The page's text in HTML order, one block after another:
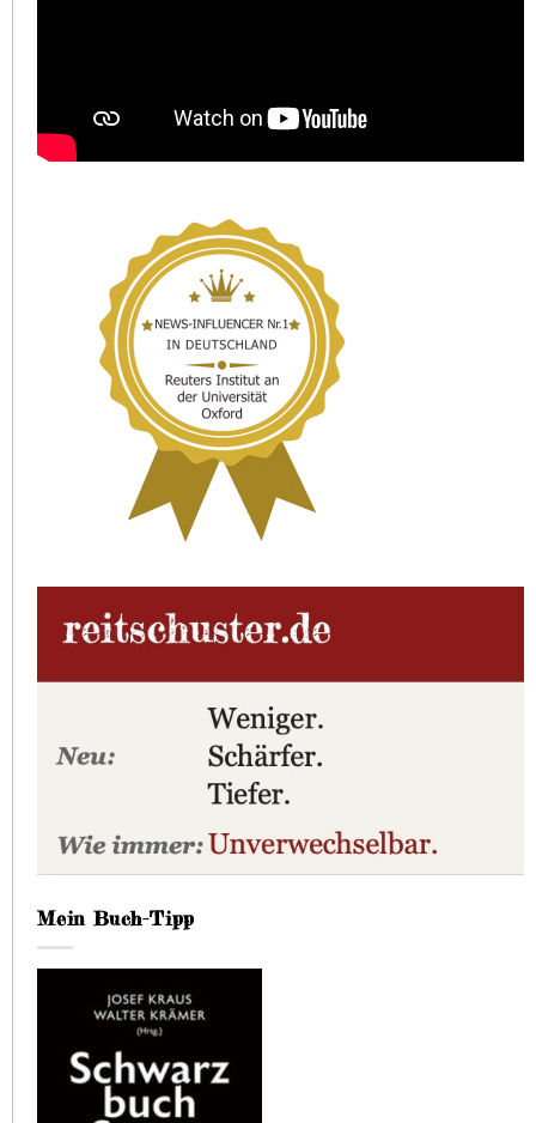
Mein Buch-Tipp